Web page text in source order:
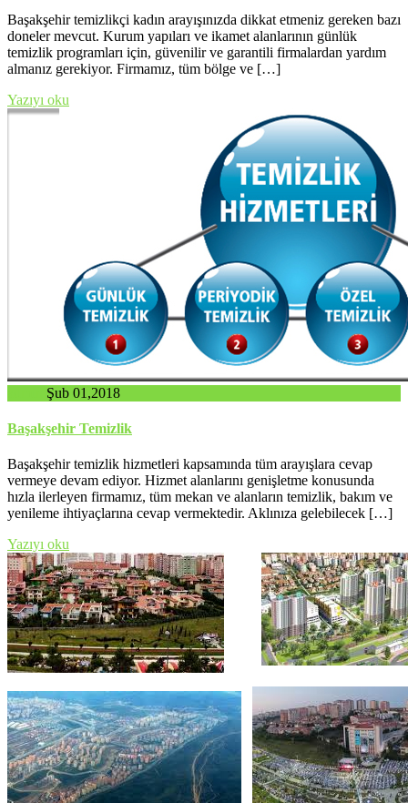
Başakşehir temizlikçi kadın arayışınızda dikkat etmeniz gereken bazı
doneler mevcut. Kurum yapıları ve ikamet alanlarının günlük
temizlik programları için, güvenilir ve garantili firmalardan yardım
almanız gerekiyor. Firmamız, tüm bölge ve […]
Yazıyı oku
Şub 01,2018
Başakşehir Temizlik
Başakşehir temizlik hizmetleri kapsamında tüm arayışlara cevap
vermeye devam ediyor. Hizmet alanlarını genişletme konusunda
hızla ilerleyen firmamız, tüm mekan ve alanların temizlik, bakım ve
yenileme ihtiyaçlarına cevap vermektedir. Aklınıza gelebilecek […]
Yazıyı oku